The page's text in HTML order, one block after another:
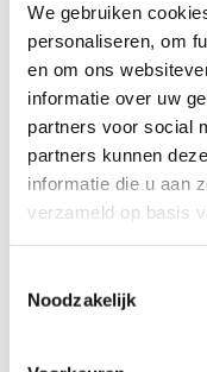
We gebruiken
personaliseren, om
en om ons
informatie over uw
partners voor social
partners kunnen
informatie die u aan
verzameld op basis
Noodzakelijk